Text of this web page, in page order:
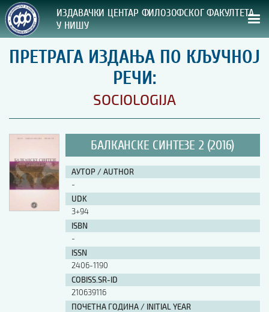
ИЗДАВАЧКИ ЦЕНТАР ФИЛОЗОФСКОГ ФАКУЛТЕТА
У НИШУ
СВА НАША ИЗДАЊА
ВРСТА ИЗДАЊА:
ПРЕГЛЕД
УПУТСТВА
УПУТСТВА
Правилник о издавачкој делатности
Упутство ауторима
Упутство уредницима
Изјава о ауторству
Изјава о лектури
Изјава о коришћењу ауторског дела
Упутство за бирање лиценце
Уговор са аутором
ПРЕТРАГА ИЗДАЊА ПО КЉУЧНОЈ
РЕЧИ:
SOCIOLOGIJA
БАЛКАНСКЕ СИНТЕЗЕ 2 (2016)
АУТОР / AUTHOR
-
UDK
3+94
ISBN
-
ISSN
2406-1190
COBISS.SR-ID
210639116
ПОЧЕТНА ГОДИНА / INITIAL YEAR